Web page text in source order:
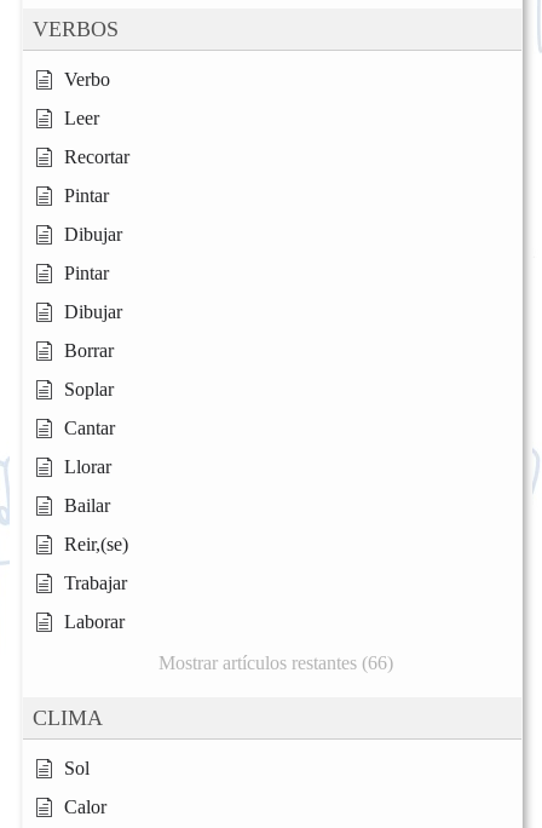
VERBOS
Verbo
Leer
Recortar
Pintar
Dibujar
Pintar
Dibujar
Borrar
Soplar
Cantar
Llorar
Bailar
Reir,(se)
Trabajar
Laborar
Mostrar artículos restantes (66)
CLIMA
Sol
Calor